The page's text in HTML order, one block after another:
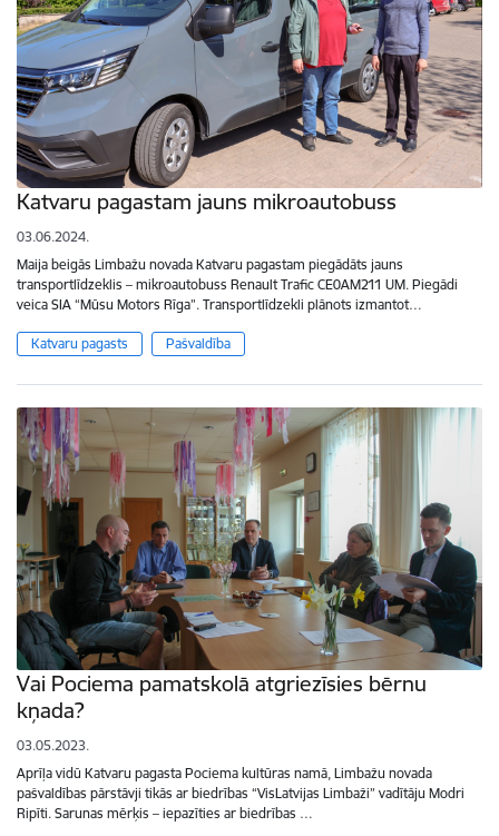
Katvaru pagastam jauns mikroautobuss
03.06.2024.
Maija beigās Limbažu novada Katvaru pagastam piegādāts jauns
transportlīdzeklis – mikroautobuss Renault Trafic CE0AM211 UM. Piegādi
veica SIA “Mūsu Motors Rīga”. Transportlīdzekli plānots izmantot…
Katvaru pagasts Pašvaldība
Vai Pociema pamatskolā atgriezīsies bērnu
kņada?
03.05.2023.
Aprīļa vidū Katvaru pagasta Pociema kultūras namā, Limbažu novada
pašvaldības pārstāvji tikās ar biedrības “VisLatvijas Limbaži” vadītāju Modri
Ripīti. Sarunas mērķis – iepazīties ar biedrības …